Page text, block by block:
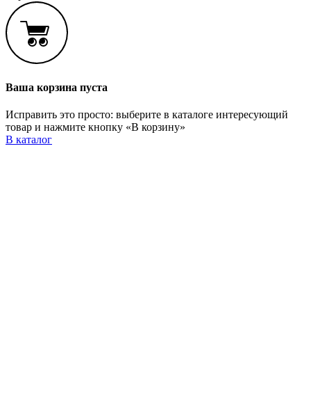
Ваша корзина пуста
Исправить это просто: выберите в каталоге интересующий
товар и нажмите кнопку «В корзину»
В каталог